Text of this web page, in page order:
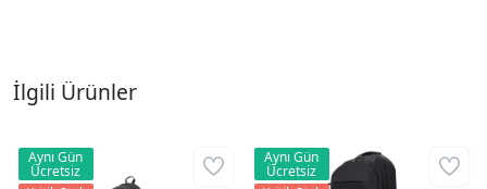
İlgili Ürünler
Aynı Gün
Ücretsiz
Aynı Gün
Ücretsiz